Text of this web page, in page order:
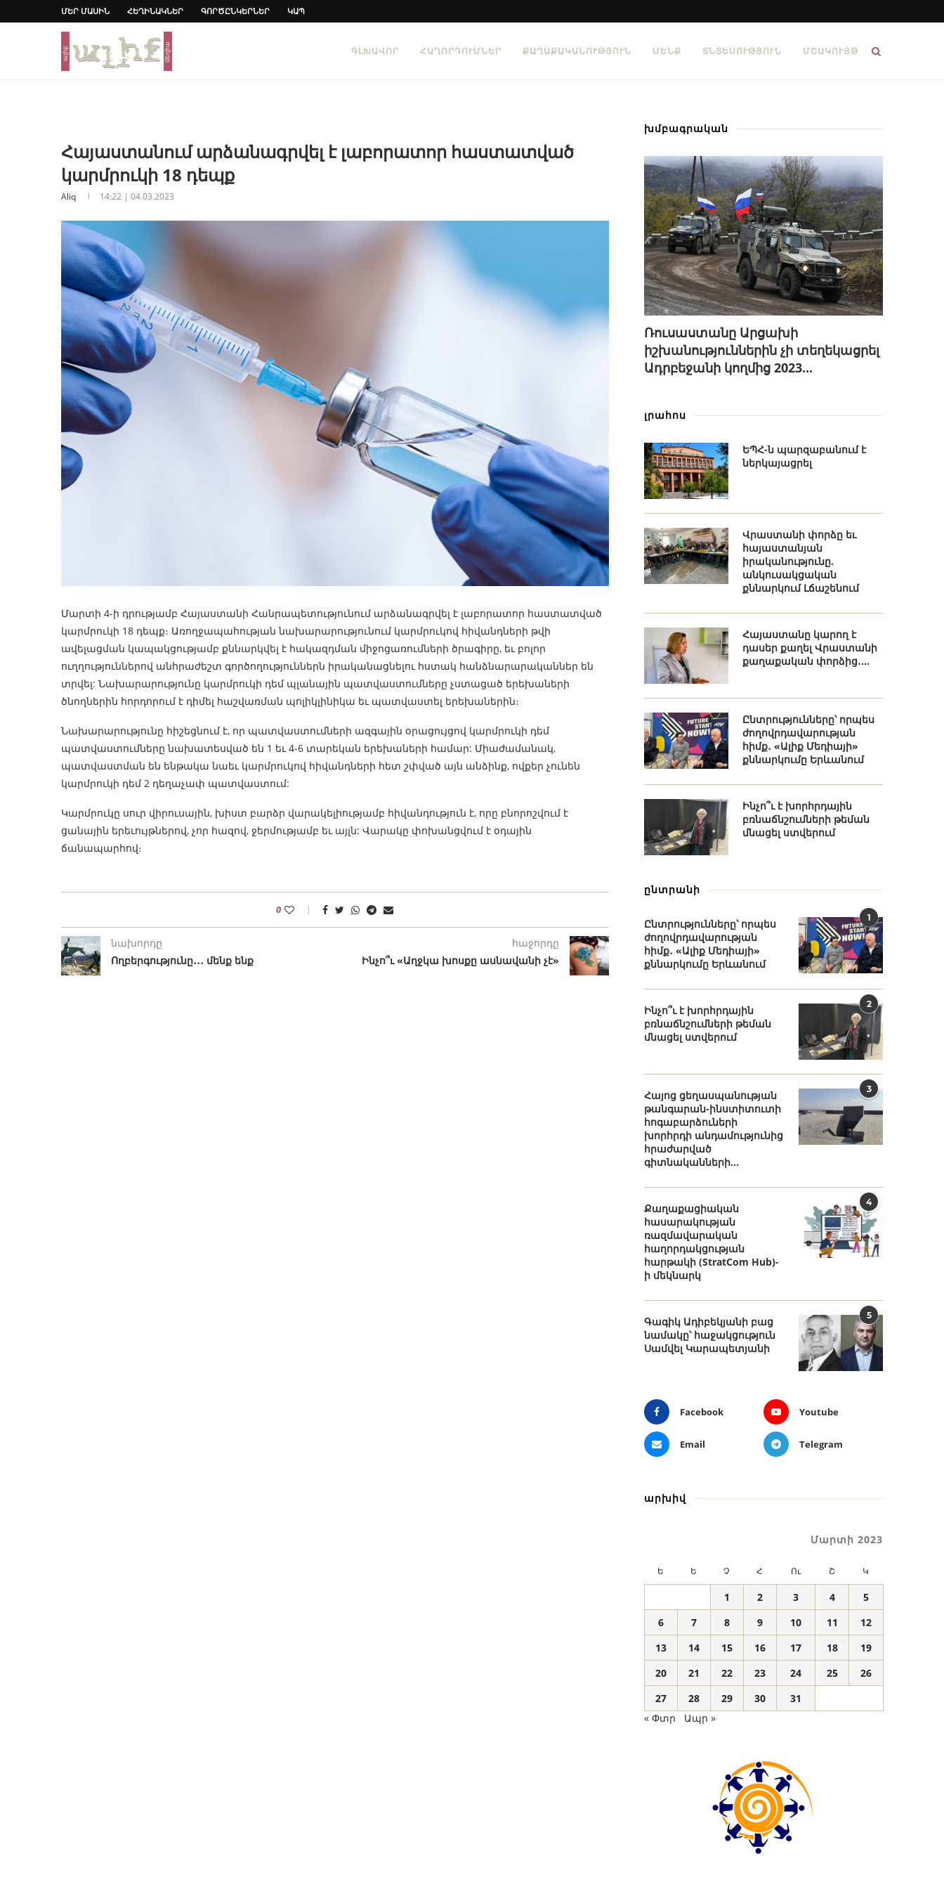
ՄԵՐ ՄԱՍԻՆ ՀԵՂԻՆԱԿՆԵՐ ԳՈՐԾԸՆԿԵՐՆԵՐ ԿԱՊ
ԳԼԽԱՎՈՐ ՀԱՂՈՐԴՈՒՄՆԵՐ ՔԱՂԱՔԱԿԱՆՈՒԹՅՈՒՆ ՄԵՆՔ ՏՆՏԵՍՈՒԹՅՈՒՆ ՄՇԱԿՈՒՅԹ
Հայաստանում արձանագրվել է լաբորատոր հաստատված
կարմրուկի 18 դեպք
Aliq 14:22 | 04.03.2023
Մարտի 4-ի դրությամբ Հայաստանի Հանրապետությունում արձանագրվել է լաբորատոր հաստատված
կարմրուկի 18 դեպք։ Առողջապահության նախարարությունում կարմրուկով հիվանդների թվի
ավելացման կապակցությամբ քննարկվել է հակազդման միջոցառումների ծրագիրը, եւ բոլոր
ուղղություններով անհրաժեշտ գործողություններն իրականացնելու հստակ հանձնարարականներ են
տրվել: Նախարարությունը կարմրուկի դեմ պլանային պատվաստումները չստացած երեխաների
ծնողներին հորդորում է դիմել հաշվառման պոլիկլինիկա եւ պատվաստել երեխաներին։
Նախարարությունը հիշեցնում է, որ պատվաստումների ազգային օրացույցով կարմրուկի դեմ
պատվաստումները նախատեսված են 1 եւ 4-6 տարեկան երեխաների համար: Միաժամանակ,
պատվաստման են ենթակա նաեւ կարմրուկով հիվանդների հետ շփված այն անձինք, ովքեր չունեն
կարմրուկի դեմ 2 դեղաչափ պատվաստում:
Կարմրուկը սուր վիրուսային, խիստ բարձր վարակելիությամբ հիվանդություն է, որը բնորոշվում է
ցանային երեւույթներով, չոր հազով, ջերմությամբ եւ այլն: Վարակը փոխանցվում է օդային
ճանապարհով։
0
նախորդը
Ողբերգությունը․․․ մենք ենք
հաջորդը
Ինչո՞ւ «Աղջկա խոսքը ասնավանի չէ»
խմբագրական
Ռուսաստանը Արցախի
իշխանություններին չի տեղեկացրել
Ադրբեջանի կողմից 2023...
լրահոս
ԵՊՀ-ն պարզաբանում է
ներկայացրել
Վրաստանի փորձը եւ
հայաստանյան
իրականությունը.
անկուսակցական
քննարկում Լճաշենում
Հայաստանը կարող է
դասեր քաղել Վրաստանի
քաղաքական փորձից․...
Ընտրությունները՝ որպես
ժողովրդավարության
հիմք․ «Ալիք Մեդիայի»
քննարկումը Երևանում
Ինչո՞ւ է խորհրդային
բռնաճնշումների թեման
մնացել ստվերում
ընտրանի
1
Ընտրությունները՝ որպես
ժողովրդավարության
հիմք․ «Ալիք Մեդիայի»
քննարկումը Երևանում
2
Ինչո՞ւ է խորհրդային
բռնաճնշումների թեման
մնացել ստվերում
3
Հայոց ցեղասպանության
թանգարան-ինստիտուտի
հոգաբարձուների
խորհրդի անդամությունից
հրաժարված
գիտնականների...
4
Քաղաքացիական
հասարակության
ռազմավարական
հաղորդակցության
հարթակի (StratCom Hub)-
ի մեկնարկ
5
Գագիկ Ադիբեկյանի բաց
նամակը՝ հաջակցություն
Սամվել Կարապետյանի
Facebook Youtube
Email Telegram
արխիվ
Մարտի 2023
Ե Ե Չ Հ Ու Շ Կ
1 2 3 4
5
6
7 8 9 10 11
12
13
14 15 16 17 18
19
20
21 22 23 24 25
26
27
28 29 30
31
« Փտր
Ապր »